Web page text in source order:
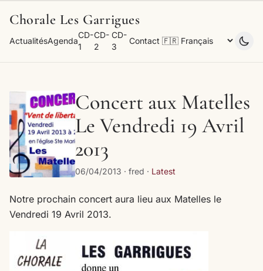
Chorale Les Garrigues
ActualitésAgenda
CD-
1
CD-
2
CD-
3
Contact
Concert aux Matelles
Le Vendredi 19 Avril
2013
06/04/2013 · fred · Latest
Notre prochain concert aura lieu aux Matelles le
Vendredi 19 Avril 2013.